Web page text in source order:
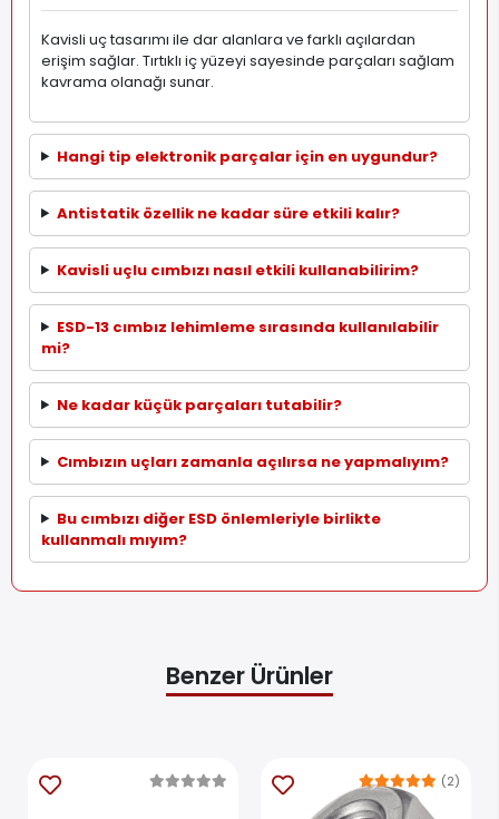
Kavisli uç tasarımı ile dar alanlara ve farklı açılardan
erişim sağlar. Tırtıklı iç yüzeyi sayesinde parçaları sağlam
kavrama olanağı sunar.
Hangi tip elektronik parçalar için en uygundur?
Antistatik özellik ne kadar süre etkili kalır?
Kavisli uçlu cımbızı nasıl etkili kullanabilirim?
ESD-13 cımbız lehimleme sırasında kullanılabilir
mi?
Ne kadar küçük parçaları tutabilir?
Cımbızın uçları zamanla açılırsa ne yapmalıyım?
Bu cımbızı diğer ESD önlemleriyle birlikte
kullanmalı mıyım?
Benzer Ürünler
(2)